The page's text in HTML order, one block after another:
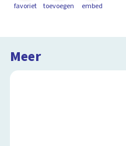
favoriet toevoegen embed
Meer